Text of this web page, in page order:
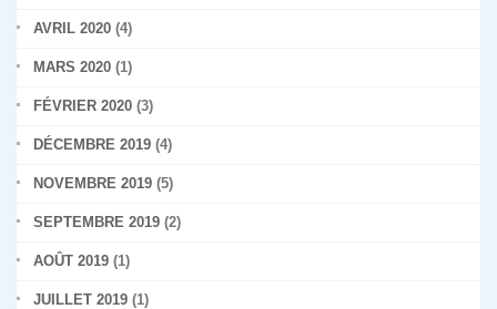
AVRIL 2020 (4)
MARS 2020 (1)
FÉVRIER 2020 (3)
DÉCEMBRE 2019 (4)
NOVEMBRE 2019 (5)
SEPTEMBRE 2019 (2)
AOÛT 2019 (1)
JUILLET 2019 (1)